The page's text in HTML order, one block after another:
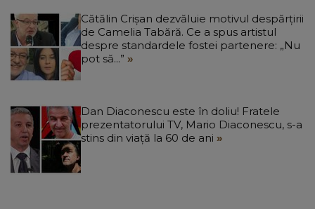
Cătălin Crișan dezvăluie motivul despărțirii
de Camelia Tabără. Ce a spus artistul
despre standardele fostei partenere: „Nu
pot să...”
Dan Diaconescu este în doliu! Fratele
prezentatorului TV, Mario Diaconescu, s-a
stins din viață la 60 de ani